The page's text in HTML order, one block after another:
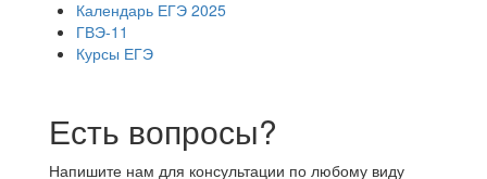
Календарь ЕГЭ 2025
ГВЭ-11
Курсы ЕГЭ
Есть вопросы?
Напишите нам для консультации по любому виду